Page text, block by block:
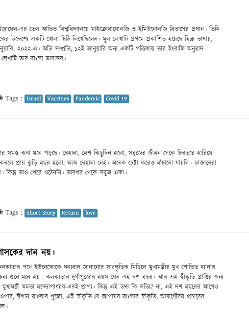
এর তেল আভিভ বিশ্ববিদ্যালয়ে মাইক্রোবায়োলজি ও ইমিউনোলজি বিভাগের প্রধান। তিনি
উদ্দেশ্যে একটি খোলা চিঠি লিখেছিলেন। মূল লেখাটি প্রথমে প্রকাশিত হয়েছে হিব্রু ভাষায়,
২০২২-এ। অতি সম্প্রতি, ১২ই জানুয়ারি অন্য একটি পত্রিকায় তার ইংরাজি অনুবাদ
তার বাংলা ভাষান্তর।
Tags : Israel Vaccines Pandemic Covid 19
কথা মনে পড়ছে। রেহানা, বেশ কিছুদিন হলো, সবুজের জীবন থেকে চিরতরে হারিয়ে
প্রায় কুড়ি বছর হলো, আজ রেহানা নেই। অনেক চেষ্টা করেও বাঁচানো যায়নি। ডাক্তারেরা
কিন্তু তাও পেরে ওঠেননি। তারপর থেকে সবুজ একা।
Tags : Short Story Return love
দান নয়।
পথে ইউনেস্কোকে ধন্যবাদ জানানোর সাংস্কৃতিক মিছিলে মুখ্যমন্ত্রীর মুখ শোভিত ব্যানার
শুনে মনে হয় , কলকাতার দুর্গাপুজোর বয়স যেন এই দশ বছর। আর এই স্বীকৃতি প্রাপ্তির জন্য
মুখ্যমন্ত্রী মমতা বন্দ্যোপাধ্যায়-এরই প্রাপ্য। কিন্তু এই তথ্য কি সত্যি? না, এই দশ বছরের আগেও
ঈশান বাংলার পুজো, এই স্বীকৃতি যে আপামর বাংলার স্বীকৃতি, আত্মগৌরব প্রচারের